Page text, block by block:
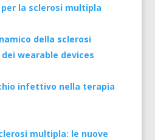
la sclerosi multipla
della sclerosi
wearable devices
infettivo nella terapia
multipla: le nuove